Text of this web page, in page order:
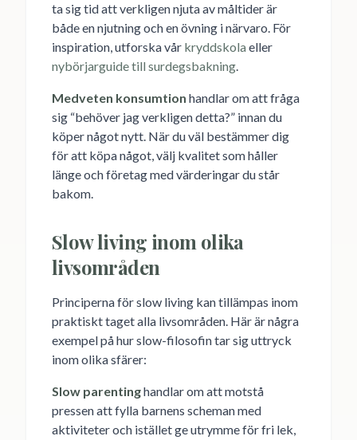
ta sig tid att verkligen njuta av måltider är
både en njutning och en övning i närvaro. För
inspiration, utforska vår kryddskola eller
nybörjarguide till surdegsbakning.
Medveten konsumtion handlar om att fråga
sig “behöver jag verkligen detta?” innan du
köper något nytt. När du väl bestämmer dig
för att köpa något, välj kvalitet som håller
länge och företag med värderingar du står
bakom.
Slow living inom olika
livsområden
Principerna för slow living kan tillämpas inom
praktiskt taget alla livsområden. Här är några
exempel på hur slow-filosofin tar sig uttryck
inom olika sfärer:
Slow parentinghandlar om att motstå
pressen att fylla barnens scheman med
aktiviteter och istället ge utrymme för fri lek,